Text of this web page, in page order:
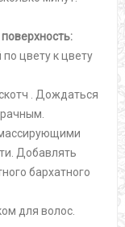
по цвету к цвету
. Дождаться
Добавлять
бархатного
для волос.